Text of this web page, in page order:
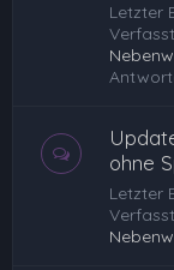
Letzter
ohne
Letzter